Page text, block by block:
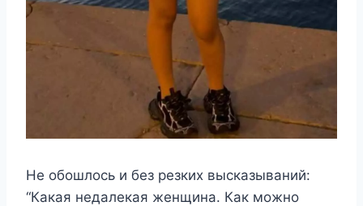
Не обошлось и без резких высказываний:
“Какая недалекая женщина. Как можно